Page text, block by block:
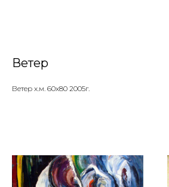
Ветер
Ветер х.м. 60х80 2005г.